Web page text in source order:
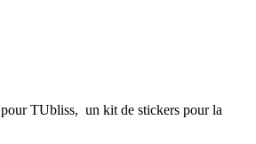
pour TUbliss, un kit de stickers pour la